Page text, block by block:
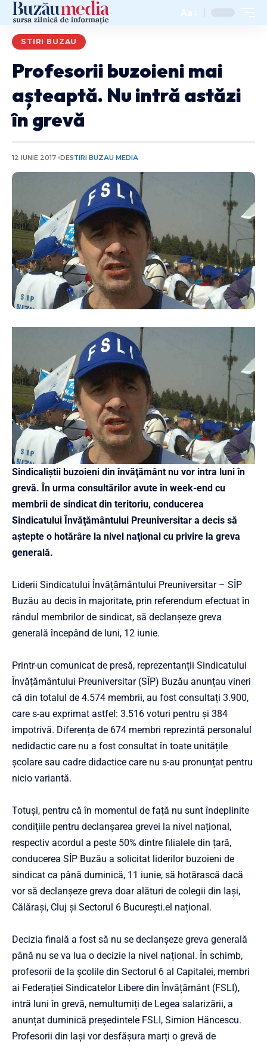
Aa
STIRI BUZAU
Profesorii buzoieni mai
așteaptă. Nu intră astăzi
în grevă
12 IUNIE 2017 DESTIRI BUZAU MEDIA
Sindicaliştii buzoieni din învăţământ nu vor intra luni în
grevă. În urma consultărilor avute în week-end cu
membrii de sindicat din teritoriu, conducerea
Sindicatului Învăţământului Preuniversitar a decis să
aştepte o hotărâre la nivel naţional cu privire la greva
generală.
Liderii Sindicatului Învățământului Preuniversitar – SÎP
Buzău au decis în majoritate, prin referendum efectuat în
rândul membrilor de sindicat, să declanșeze greva
generală începând de luni, 12 iunie.
Printr-un comunicat de presă, reprezentanții Sindicatului
Învățământului Preuniversitar (SÎP) Buzău anunțau vineri
că din totalul de 4.574 membrii, au fost consultați 3.900,
care s-au exprimat astfel: 3.516 voturi pentru și 384
împotrivă. Diferența de 674 membri reprezintă personalul
nedidactic care nu a fost consultat în toate unitățile
școlare sau cadre didactice care nu s-au pronunțat pentru
nicio variantă.
Totuși, pentru că în momentul de față nu sunt îndeplinite
condițiile pentru declanșarea grevei la nivel național,
respectiv acordul a peste 50% dintre filialele din țară,
conducerea SÎP Buzău a solicitat liderilor buzoieni de
sindicat ca până duminică, 11 iunie, să hotărască dacă
vor să declanșeze greva doar alături de colegii din Iași,
Călărași, Cluj și Sectorul 6 București.el național.
Decizia finală a fost să nu se declanșeze greva generală
până nu se va lua o decizie la nivel național. În schimb,
profesorii de la școlile din Sectorul 6 al Capitalei, membri
ai Federației Sindicatelor Libere din Învățământ (FSLI),
intră luni în grevă, nemultumiți de Legea salarizării, a
anunțat duminică președintele FSLI, Simion Hăncescu.
Profesorii din Iași vor desfășura marți o grevă de